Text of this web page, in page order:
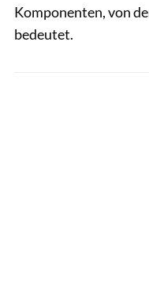
Komponenten, von
bedeutet.